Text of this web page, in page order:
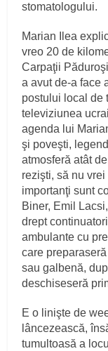
stomatologului.
Marian Ilea
vreo 20 de
Carpaţii
a avut de-a face
postului local de
televiziunea
agenda lui
şi poveşti,
atmosferă atât
rezişti, să nu
importanţi sunt
Biner, Emil
drept
ambulante cu
care
sau galbenă,
deschiseseră
E o linişte de
lâncezească,
tumultoasă a